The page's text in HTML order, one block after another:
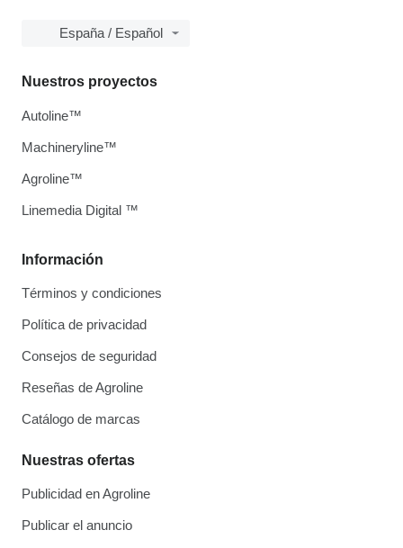
España / Español
Información
Términos y condiciones
Política de privacidad
Consejos de seguridad
Reseñas de Agroline
Catálogo de marcas
Nuestras ofertas
Publicidad en Agroline
Publicar el anuncio
Nuestros proyectos
Autoline™
Machineryline™
Agroline™
Linemedia Digital ™